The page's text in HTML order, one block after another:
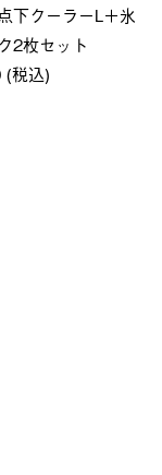
下クーラーL＋氷
2枚セット
(税込)